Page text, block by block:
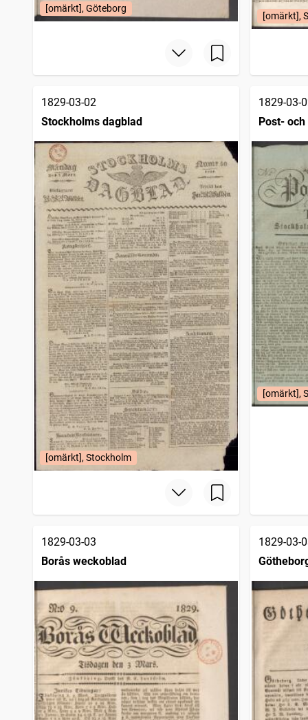
Wexjöbladet
träffar
Wenersborgs tidning
4
träffar
[omärkt], Göteborg
[omärkt],
1829-03-02
Stockholms dagblad
[omärkt], Stockholm
1829-03-
Post-
[omärkt],
1829-03-03
Borås weckoblad
1829-03-